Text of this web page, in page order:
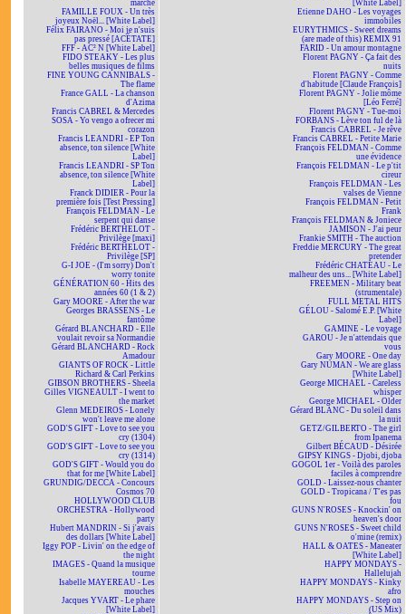
marché
FAMILLE FOUX - Un très
joyeux Noël... [White Label]
Félix FAIRANO - Moi je n'suis
pas pressé [ACÉTATE]
FFF - AC² N [White Label]
FIDO STEAKY - Les plus
belles musiques de films
FINE YOUNG CANNIBALS -
The flame
France GALL - La chanson
d'Azima
Francis CABREL & Mercedes
SOSA - Yo vengo a ofrecer mi
corazon
Francis LEANDRI - EP Ton
absence, ton silence [White
Label]
Francis LEANDRI - SP Ton
absence, ton silence [White
Label]
Franck DIDIER - Pour la
première fois [Test Pressing]
François FELDMAN - Le
serpent qui danse
Frédéric BERTHELOT -
Privilège [maxi]
Frédéric BERTHELOT -
Privilège [SP]
G-I JOE - (I'm sorry) Don't
worry tonite
GÉNÉRATION 60 - Hits des
années 60 (1 & 2)
Gary MOORE - After the war
Georges BRASSENS - Le
fantôme
Gérard BLANCHARD - Elle
voulait revoir sa Normandie
Gérard BLANCHARD - Rock
Amadour
GIANTS OF ROCK - Little
Richard & Carl Perkins
GIBSON BROTHERS - Sheela
Gilles VIGNEAULT - I went to
the market
Glenn MEDEIROS - Lonely
won't leave me alone
GOD'S GIFT - Love to see you
cry (1304)
GOD'S GIFT - Love to see you
cry (1314)
GOD'S GIFT - Would you do
that for me [White Label]
GRUNDIG/DECCA - Concours
Cosmos 70
HOLLYWOOD CLUB
ORCHESTRA - Hollywood
party
Hubert MANDRIN - Si j'avais
des dollars [White Label]
Iggy POP - Livin' on the edge of
the night
IMAGES - Quand la musique
tourne
Isabelle MAYEREAU - Les
mouches
Jacques YVART - Le phare
[White Label]
[White Label]
Etienne DAHO - Les voyages
immobiles
EURYTHMICS - Sweet dreams
(are made of this) REMIX 91
FARID - Un amour montagne
Florent PAGNY - Ça fait des
nuits
Florent PAGNY - Comme
d'habitude [Claude François]
Florent PAGNY - Jolie môme
[Léo Ferré]
Florent PAGNY - Tue-moi
FORBANS - Lève ton ful de là
Francis CABREL - Je rêve
Francis CABREL - Petite Marie
François FELDMAN - Comme
une évidence
François FELDMAN - Le p'tit
cireur
François FELDMAN - Les
valses de Vienne
François FELDMAN - Petit
Frank
François FELDMAN & Joniece
JAMISON - J'ai peur
Frankie SMITH - The auction
Freddie MERCURY - The great
pretender
Frédéric CHATEAU - Le
malheur des uns... [White Label]
FREEMEN - Military beat
(strumentale)
FULL METAL HITS
GÉLOU - Salomé E.P. [White
Label]
GAMINE - Le voyage
GAROU - Je n'attendais que
vous
Gary MOORE - One day
Gary NUMAN - We are glass
[White Label]
George MICHAEL - Careless
whisper
George MICHAEL - Older
Gérard BLANC - Du soleil dans
la nuit
GETZ/GILBERTO - The girl
from Ipanema
Gilbert BÉCAUD - Désirée
GIPSY KINGS - Djobi, djoba
GOGOL 1er - Voilà des paroles
faciles à comprendre
GOLD - Laissez-nous chanter
GOLD - Tropicana / T'es pas
fou
GUNS N'ROSES - Knockin' on
heaven's door
GUNS N'ROSES - Sweet child
o'mine (remix)
HALL & OATES - Maneater
[White Label]
HAPPY MONDAYS -
Hallelujah
HAPPY MONDAYS - Kinky
afro
HAPPY MONDAYS - Step on
(US Mix)